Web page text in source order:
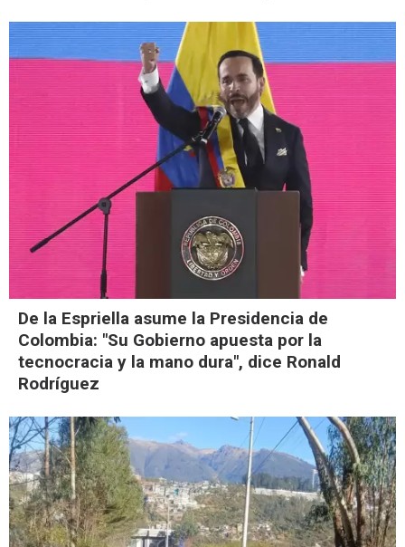
De la Espriella asume la Presidencia de
Colombia: "Su Gobierno apuesta por la
tecnocracia y la mano dura", dice Ronald
Rodríguez